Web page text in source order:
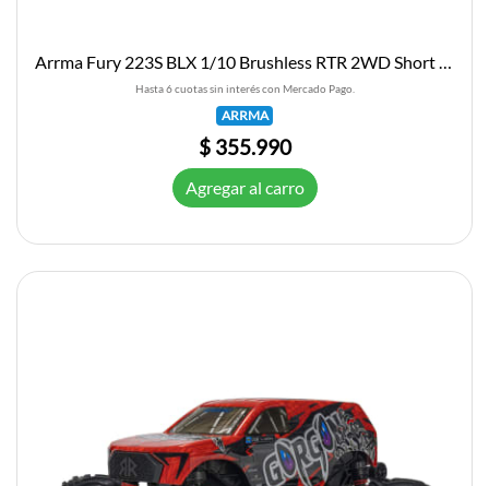
Hasta 6 cuotas sin interés con Mercado Pago.
ARRMA
$ 355.990
Agregar al carro